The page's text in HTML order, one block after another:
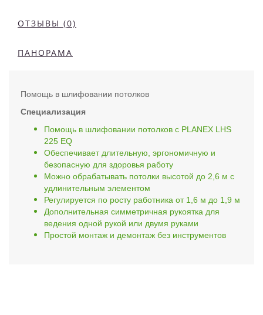
ОТЗЫВЫ (0)
ПАНОРАМА
Помощь в шлифовании потолков
Специализация
Помощь в шлифовании потолков с PLANEX LHS
225 EQ
Обеспечивает длительную, эргономичную и
безопасную для здоровья работу
Можно обрабатывать потолки высотой до 2,6 м с
удлинительным элементом
Регулируется по росту работника от 1,6 м до 1,9 м
Дополнительная симметричная рукоятка для
ведения одной рукой или двумя руками
Простой монтаж и демонтаж без инструментов